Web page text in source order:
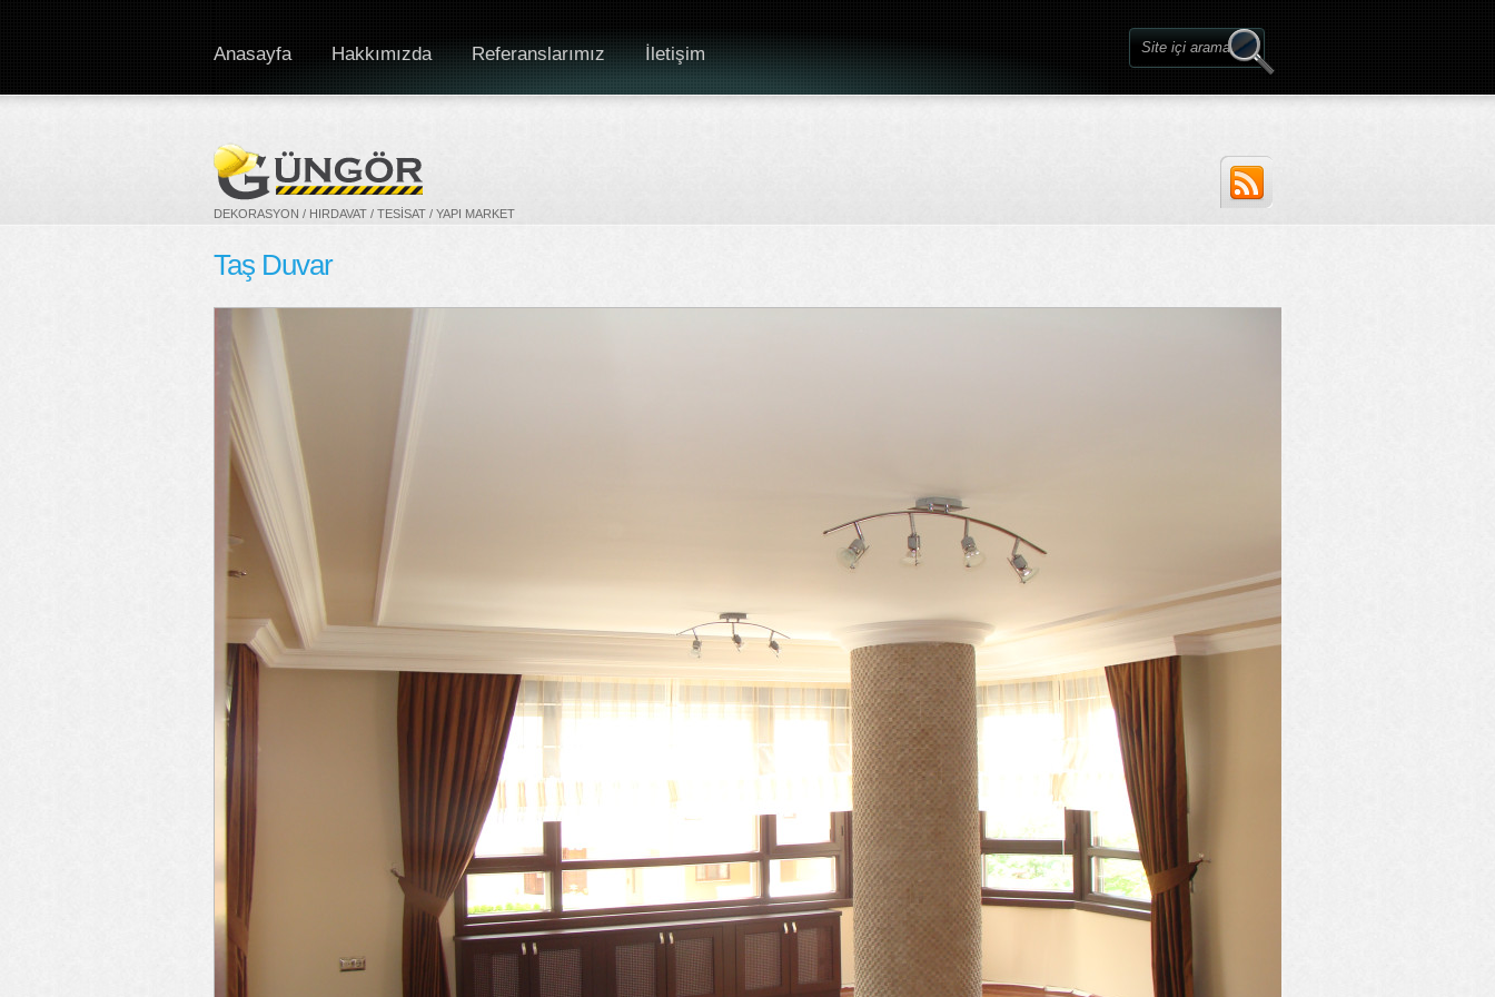
DEKORASYON / HIRDAVAT / TESISAT / YAPI MARKET
Anasayfa Hakkımızda Referanslarımız İletişim
Taş Duvar